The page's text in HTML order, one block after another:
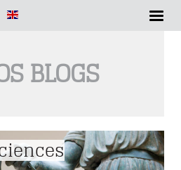
BLOGS